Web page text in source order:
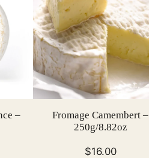
e
C
h
e
e
e
–
–
Fromage Camembert –
250g/8.82oz
$16.00